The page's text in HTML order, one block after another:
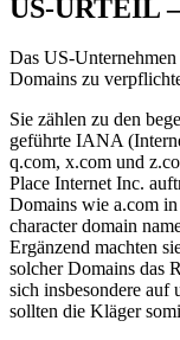
US-URTEIL
Das US-
Domains zu
Sie zählen zu den
geführte IANA
q.com, x.com und
Place Internet Inc.
Domains wie a.com
character domain
Ergänzend machten
solcher Domains das
sich insbesondere auf
sollten die Kläger